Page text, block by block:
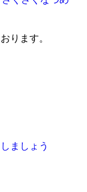
ります。
ましょう